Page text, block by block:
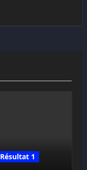
Résultat 1